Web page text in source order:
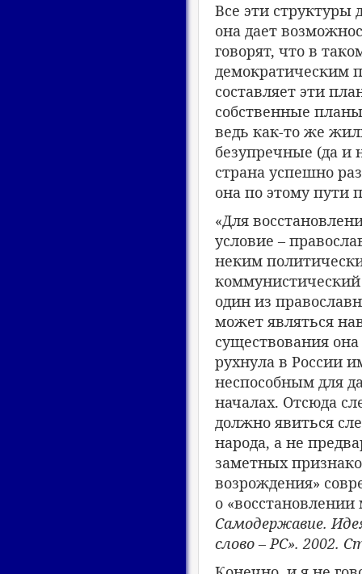
Все эти структуры
она дает
говорят, что в
демократическим
составляет эти
собственные
ведь как-то же
безупречные (да и
страна успешно
она по этому пути
«Для
условие –
неким
один из
может являться
существования
рухнула в России
неспособным для
началах. Отсюда
должно явиться
народа, а не
заметных
возрождения»
о
Самодержавие.
слово – РС». 2002.